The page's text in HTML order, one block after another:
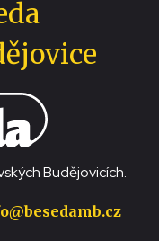
Budějovicích.